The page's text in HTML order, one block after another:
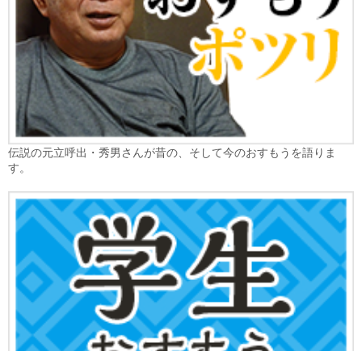
伝説の元立呼出・秀男さんが昔の、そして今のおすもうを語りま
す。